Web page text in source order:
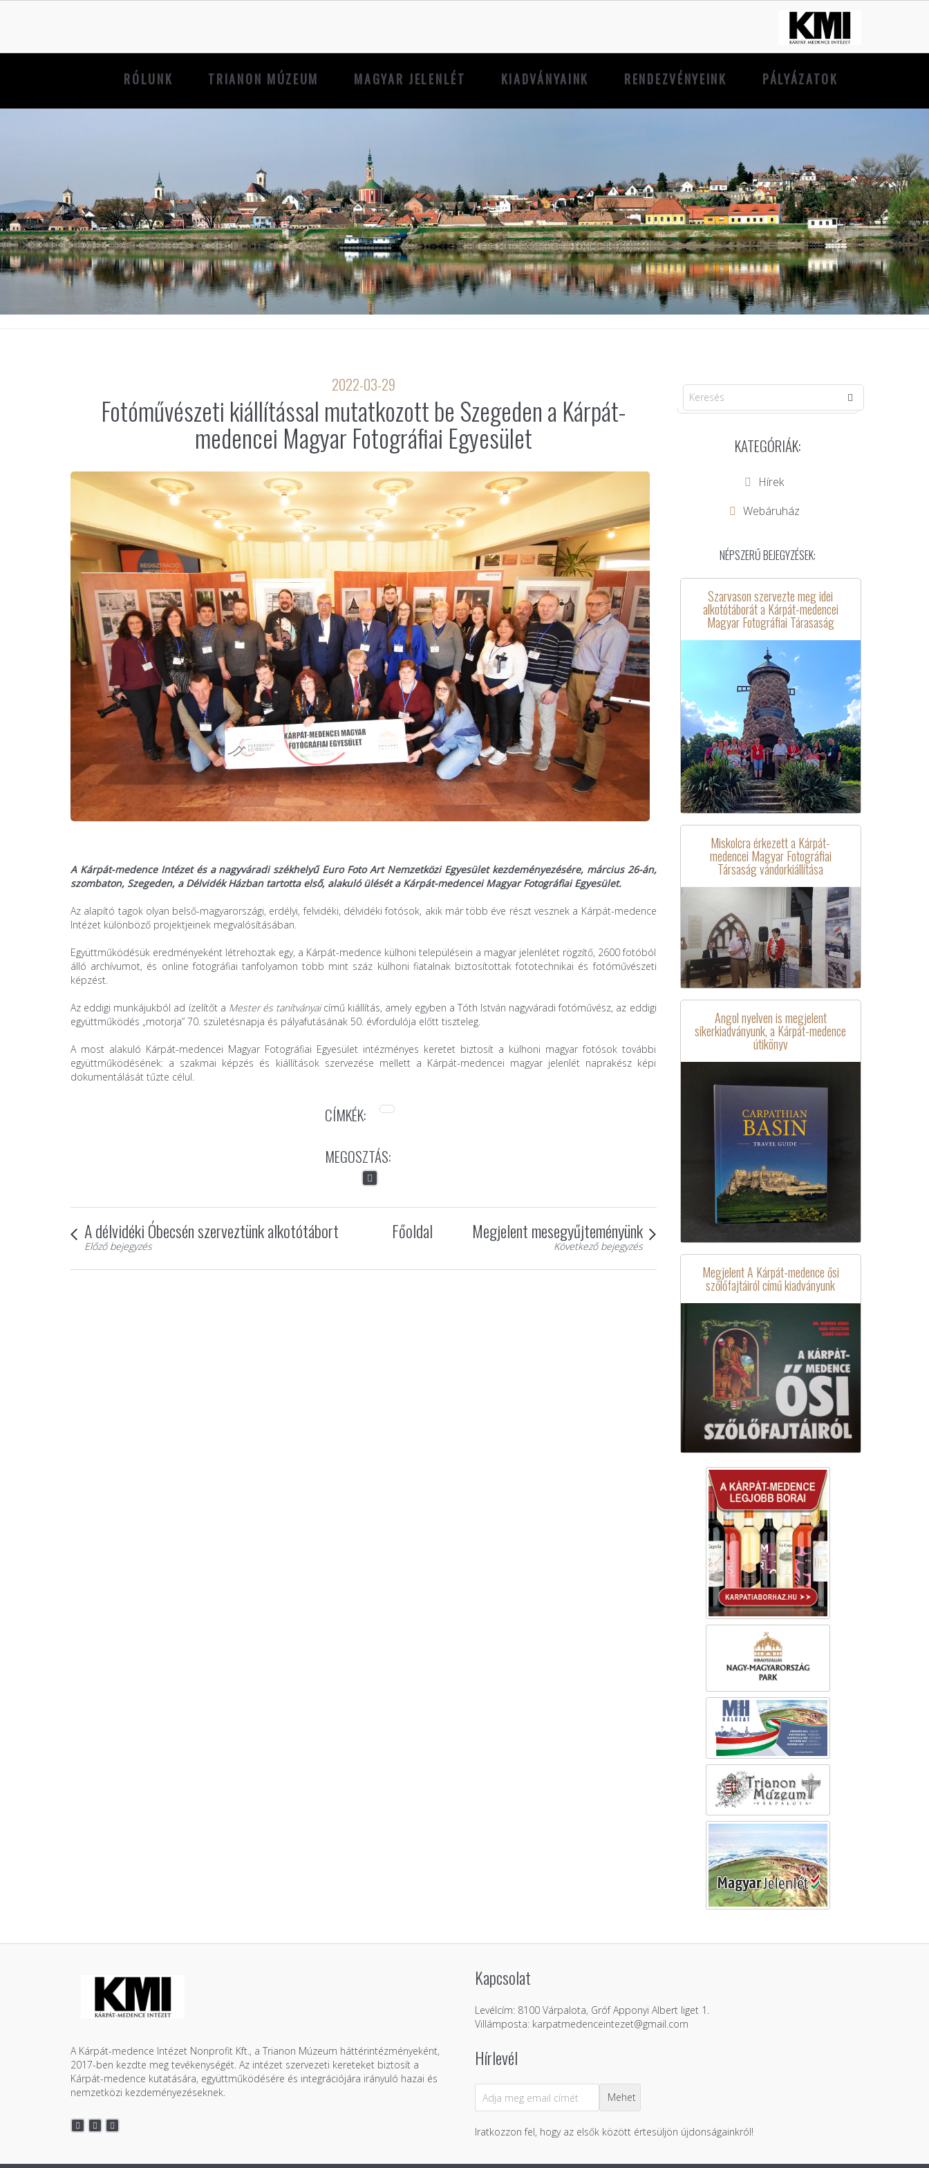
RÓLUNK TRIANON MÚZEUM MAGYAR JELENLÉT KIADVÁNYAINK RENDEZVÉNYEINK PÁLYÁZATOK
2022-03-29
Fotóművészeti kiállítással mutatkozott be Szegeden a Kárpát-
medencei Magyar Fotográfiai Egyesület
A Kárpát-medence Intézet és a nagyváradi székhelyű Euro Foto Art Nemzetközi Egyesület kezdeményezésére, március 26-án,
szombaton, Szegeden, a Délvidék Házban tartotta első, alakuló ülését a Kárpát-medencei Magyar Fotográfiai Egyesület.
Az alapító tagok olyan belső-magyarországi, erdélyi, felvidéki, délvidéki fotósok, akik már több éve részt vesznek a Kárpát-medence
Intézet különböző projektjeinek megvalósításában.
Együttműködésük eredményeként létrehoztak egy, a Kárpát-medence külhoni településein a magyar jelenlétet rögzítő, 2600 fotóból
álló archívumot, és online fotográfiai tanfolyamon több mint száz külhoni fiatalnak biztosítottak fototechnikai és fotóművészeti
képzést.
Az eddigi munkájukból ad ízelítőt a Mester és tanítványaicímű kiállítás, amely egyben a Tóth István nagyváradi fotóművész, az eddigi
együttműködés „motorja” 70. születésnapja és pályafutásának 50. évfordulója előtt tiszteleg.
A most alakuló Kárpát-medencei Magyar Fotográfiai Egyesület intézményes keretet biztosít a külhoni magyar fotósok további
együttműködésének: a szakmai képzés és kiállítások szervezése mellett a Kárpát-medencei magyar jelenlét naprakész képi
dokumentálását tűzte célul.
CÍMKÉK:
MEGOSZTÁS:
A délvidéki Óbecsén szerveztünk alkotótábort
Előző bejegyzés
Főoldal Megjelent mesegyűjteményünk
Következő bejegyzés
KATEGÓRIÁK:
Hírek
Webáruház
NÉPSZERŰ BEJEGYZÉSEK:
Szarvason szervezte meg idei
alkotótáborát a Kárpát-medencei
Magyar Fotográfiai Tárasaság
Miskolcra érkezett a Kárpát-
medencei Magyar Fotográfiai
Társaság vándorkiállítása
Angol nyelven is megjelent
sikerkiadványunk, a Kárpát-medence
útikönyv
Megjelent A Kárpát-medence ősi
szőlőfajtáiról című kiadványunk
A Kárpát-medence Intézet Nonprofit Kft., a Trianon Múzeum háttérintézményeként,
2017-ben kezdte meg tevékenységét. Az intézet szervezeti kereteket biztosít a
Kárpát-medence kutatására, együttműködésére és integrációjára irányuló hazai és
nemzetközi kezdeményezéseknek.
Kapcsolat
Levélcím: 8100 Várpalota, Gróf Apponyi Albert liget 1.
Villámposta: karpatmedenceintezet@gmail.com
Hírlevél
Iratkozzon fel, hogy az elsők között értesüljön újdonságainkról!